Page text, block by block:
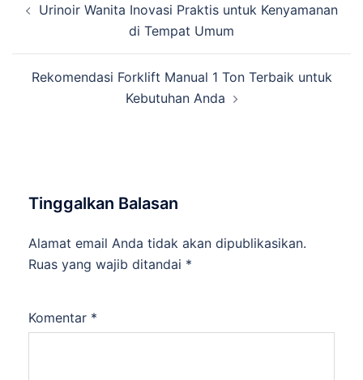
Tulisan
Urinoir Wanita Inovasi Praktis untuk Kenyamanan
di Tempat Umum
Rekomendasi Forklift Manual 1 Ton Terbaik untuk
Kebutuhan Anda
Tinggalkan Balasan
Alamat email Anda tidak akan dipublikasikan.
Ruas yang wajib ditandai *
Komentar *